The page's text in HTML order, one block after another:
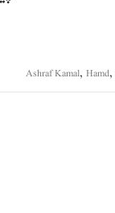
Ashraf Kamal, Hamd,